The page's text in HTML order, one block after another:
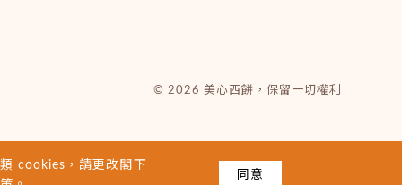
© 2026 美心西餅，保留一切權利
cookies，請更改閣下
同意